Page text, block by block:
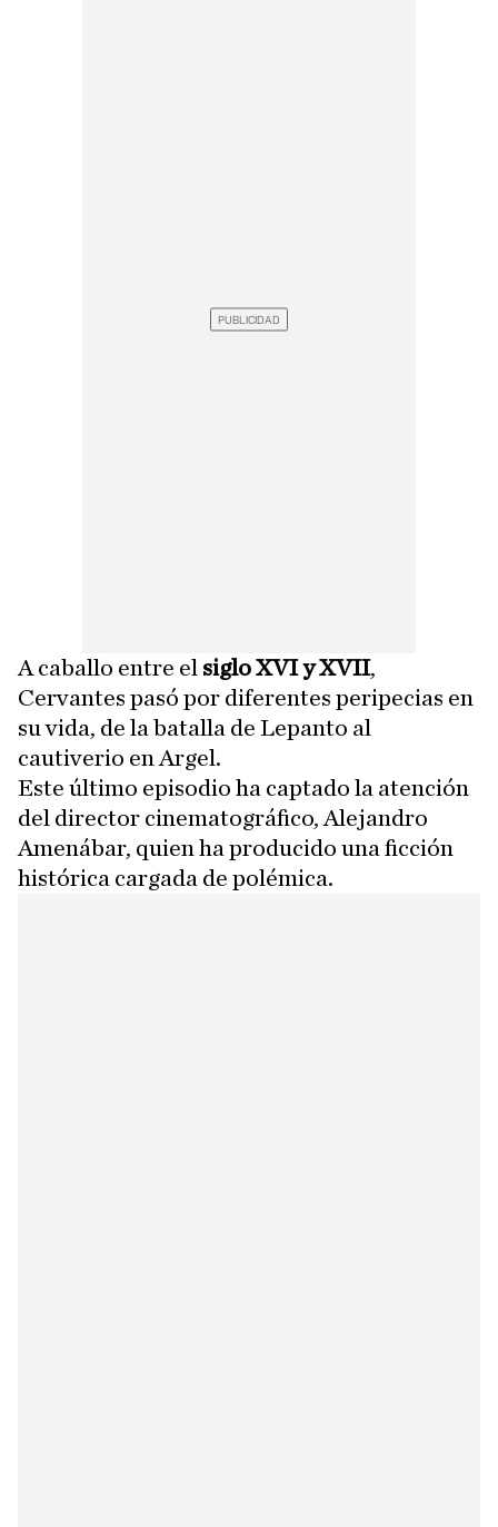
A caballo entre el siglo XVI y XVII,
Cervantes pasó por diferentes peripecias en
su vida, de la batalla de Lepanto al
cautiverio en Argel.
Este último episodio ha captado la atención
del director cinematográfico, Alejandro
Amenábar, quien ha producido una ficción
histórica cargada de polémica.